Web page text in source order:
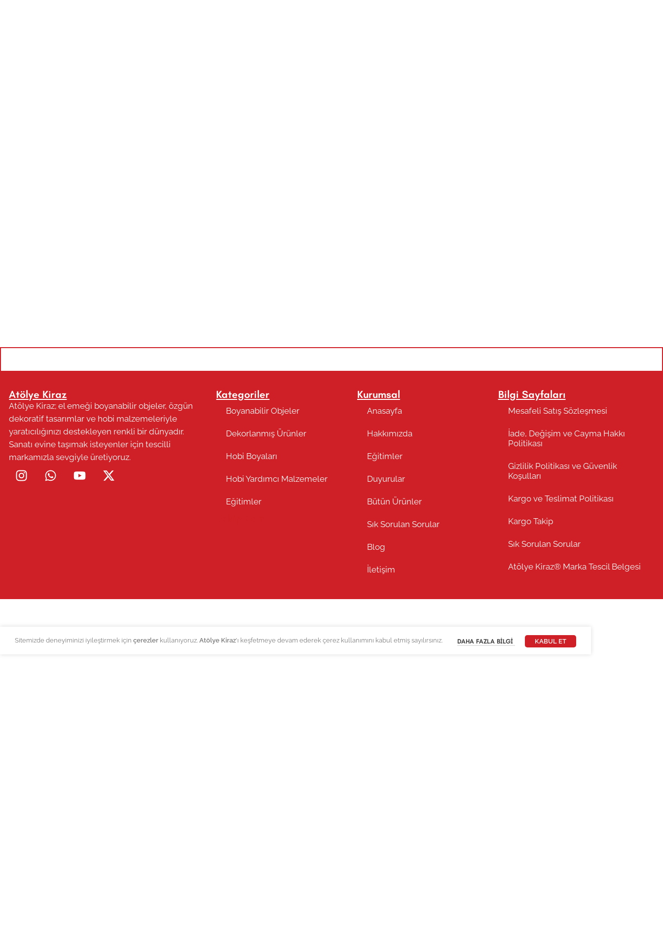
Atölye Kiraz
Atölye Kiraz; el emeği boyanabilir objeler, özgün
dekoratif tasarımlar ve hobi malzemeleriyle
yaratıcılığınızı destekleyen renkli bir dünyadır.
Sanatı evine taşımak isteyenler için tescilli
markamızla sevgiyle üretiyoruz.
Kategoriler
Boyanabilir Objeler
Dekorlanmış Ürünler
Hobi Boyaları
Hobi Yardımcı Malzemeler
Eğitimler
Kurumsal
Anasayfa
Hakkımızda
Eğitimler
Duyurular
Bütün Ürünler
Sık Sorulan Sorular
Blog
İletişim
Bilgi Sayfaları
Mesafeli Satış Sözleşmesi
İade, Değişim ve Cayma Hakkı
Politikası
Gizlilik Politikası ve Güvenlik
Koşulları
Kargo ve Teslimat Politikası
Kargo Takip
Sık Sorulan Sorular
Atölye Kiraz® Marka Tescil Belgesi
Sitemizde deneyiminizi iyileştirmek için çerezler kullanıyoruz. Atölye Kiraz'ı keşfetmeye devam ederek çerez kullanımını kabul etmiş sayılırsınız. DAHA FAZLA BILGI KABUL ET